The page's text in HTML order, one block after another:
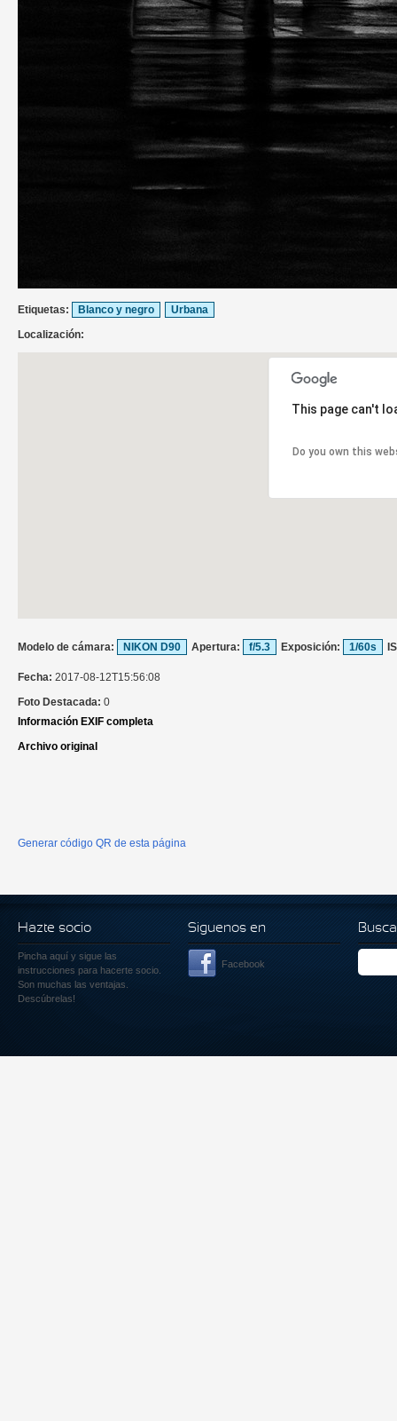
Etiquetas: Blanco y negro
Urbana
Localización:
This page can't
Do you own this
Modelo de cámara: NIKON D90 Apertura: f/5.3 Exposición: 1/60s
Fecha: 2017-08-12T15:56:08
Foto Destacada: 0
Información EXIF completa
Archivo original
Generar código QR de esta página
Hazte socio
Pincha aquí y sigue las
instrucciones para hacerte socio.
Son muchas las ventajas.
Descúbrelas!
Siguenos en
Facebook